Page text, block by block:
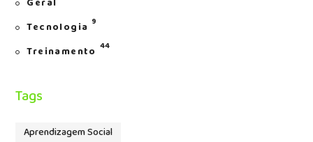
Tecnologia 9
Treinamento 44
Tags
Aprendizagem Social